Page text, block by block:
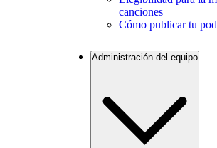
canciones
Cómo publicar tu
Administración del equipo